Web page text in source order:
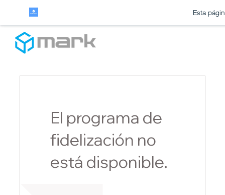
Esta
El programa de
fidelización no
está disponible.